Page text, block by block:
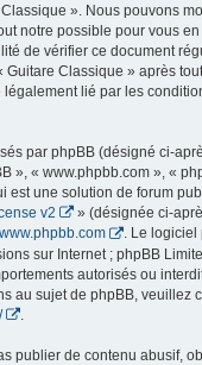
». Nous pouvons
notre possible pour vous
de vérifier ce document
Guitare Classique » après
légalement lié par les
par phpBB (désigné ci-
», « www.phpbb.com », «
est une solution de forum
v2
» (désignée ci-
www.phpbb.com
. Le logiciel
sur Internet ; phpBB
autorisés ou
au sujet de phpBB, veuillez
publier de contenu abusif,